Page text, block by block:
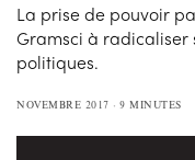
La prise de pouvoir
Gramsci à radicaliser
politiques.
NOVEMBRE 2017 9 MINUTES